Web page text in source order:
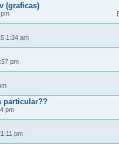
(graficas)
1:34 am
pm
particular??
pm
pm